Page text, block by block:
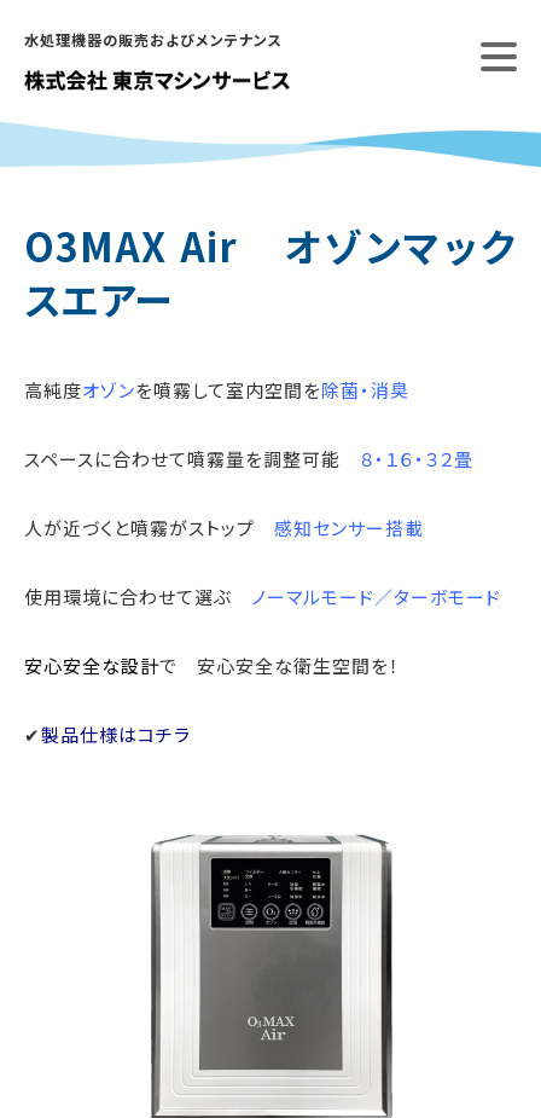
to
content
水処理機器の販売およびメンテナンス
O3MAX Air オゾンマック
スエアー
高純度オゾンを噴霧して室内空間を除菌・消臭
スペースに合わせて噴霧量を調整可能 ８・１６・３２畳
人が近づくと噴霧がストップ 感知センサー搭載
使用環境に合わせて選ぶ ノーマルモード／ターボモード
安心安全な設計で 安心安全な衛生空間を！
✔製品仕様はコチラ